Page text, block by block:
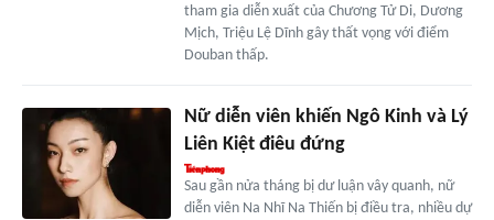
tham gia diễn xuất của Chương Tử Di, Dương
Mịch, Triệu Lệ Dĩnh gây thất vọng với điểm
Douban thấp.
Nữ diễn viên khiến Ngô Kinh và Lý
Liên Kiệt điêu đứng
Sau gần nửa tháng bị dư luận vây quanh, nữ
diễn viên Na Nhĩ Na Thiến bị điều tra, nhiều dự